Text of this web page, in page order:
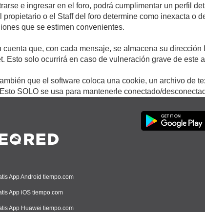
e ingresar en el foro, podrá cumplimentar un perfil
propietario o el Staff del foro determine como inexacta o
que se estimen convenientes.
cuenta que, con cada mensaje, se almacena su
Esto solo ocurrirá en caso de vulneración grave de este
que el software coloca una cookie, un archivo de
SOLO se usa para mantenerle conectado/
App Android tiempo.com
App iOS tiempo.com
App Huawei tiempo.com